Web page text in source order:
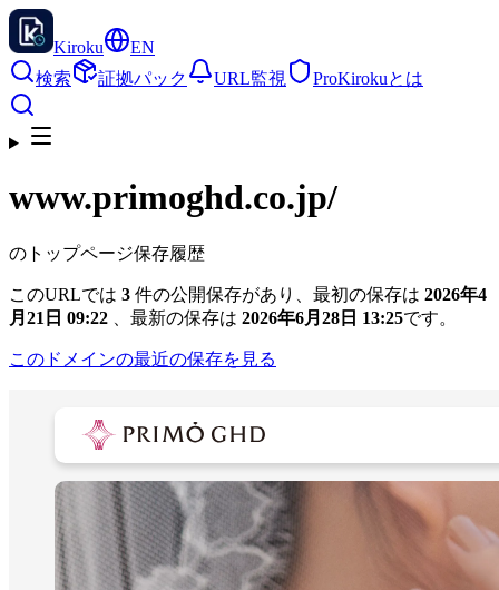
Kiroku
EN
検索
証拠パック URL監視 ProKirokuとは
www.primoghd.co.jp/
のトップページ保存履歴
このURLでは 3 件の公開保存があり、最初の保存は 2026年4
月21日 09:22
、最新の保存は 2026年6月28日 13:25です。
このドメインの最近の保存を見る